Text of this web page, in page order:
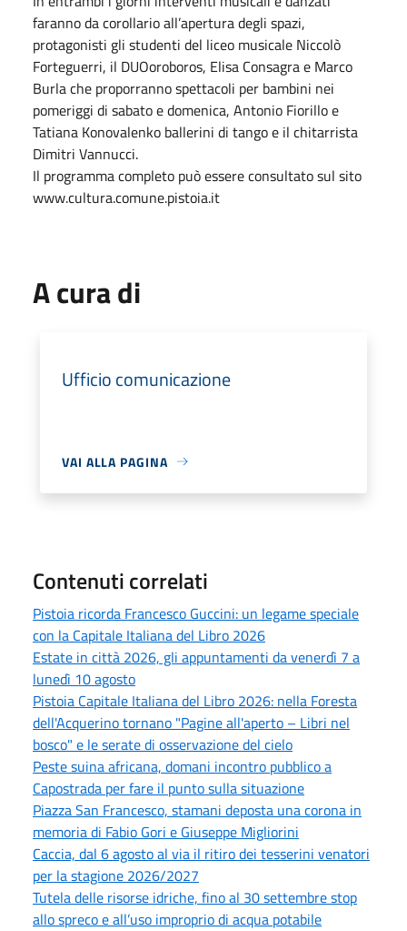
faranno da corollario all’apertura degli spazi,
protagonisti gli studenti del liceo musicale Niccolò
Forteguerri, il DUOoroboros, Elisa Consagra e Marco
Burla che proporranno spettacoli per bambini nei
pomeriggi di sabato e domenica, Antonio Fiorillo e
Tatiana Konovalenko ballerini di tango e il chitarrista
Dimitri Vannucci.
Il programma completo può essere consultato sul sito
www.cultura.comune.pistoia.it
A cura di
Ufficio comunicazione
VAI ALLA PAGINA
Contenuti correlati
Pistoia ricorda Francesco Guccini: un legame speciale
con la Capitale Italiana del Libro 2026
Estate in città 2026, gli appuntamenti da venerdì 7 a
lunedì 10 agosto
Pistoia Capitale Italiana del Libro 2026: nella Foresta
dell'Acquerino tornano "Pagine all'aperto – Libri nel
bosco" e le serate di osservazione del cielo
Peste suina africana, domani incontro pubblico a
Capostrada per fare il punto sulla situazione
Piazza San Francesco, stamani deposta una corona in
memoria di Fabio Gori e Giuseppe Migliorini
Caccia, dal 6 agosto al via il ritiro dei tesserini venatori
per la stagione 2026/2027
Tutela delle risorse idriche, fino al 30 settembre stop
allo spreco e all’uso improprio di acqua potabile